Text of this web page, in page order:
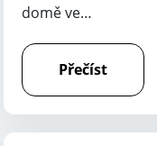
domě ve…
Přečíst